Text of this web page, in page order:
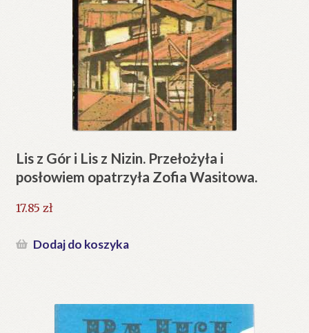
Lis z Gór i Lis z Nizin. Przełożyła i
posłowiem opatrzyła Zofia Wasitowa.
17.85 zł
Dodaj do koszyka